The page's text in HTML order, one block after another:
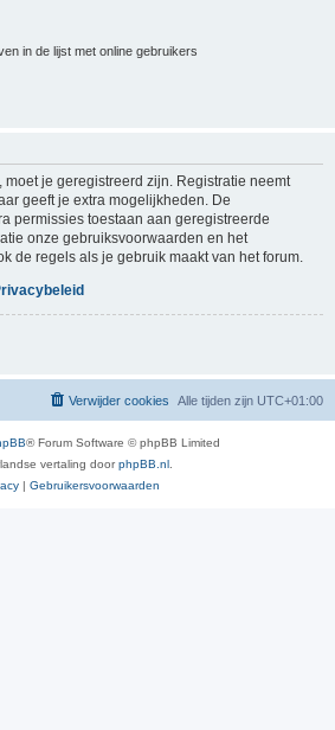
in de lijst met online gebruikers
je geregistreerd zijn. Registratie neemt
geeft je extra mogelijkheden. De
permissies toestaan aan geregistreerde
onze gebruiksvoorwaarden en het
de regels als je gebruik maakt van het forum.
Alle tijden zijn UTC+01:00
Verwijder cookies
® Forum Software © phpBB Limited
vertaling doorphpBB.nl
| Gebruikersvoorwaarden